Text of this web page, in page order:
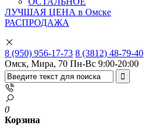
ЛУЧШАЯ ЦЕНА в Омске
РАСПРОДАЖА
8 (950) 956-17-73 8 (3812) 48-79-40
Омск, Мира, 70 Пн-Вс 9:00-20:00
0
Корзина